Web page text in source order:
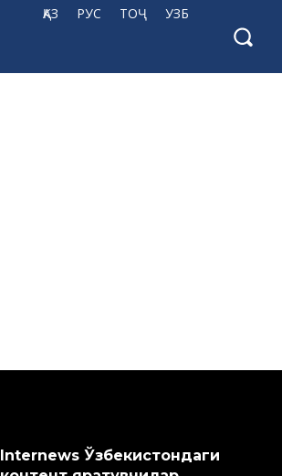
ҚАЗ РУС ТОҶ УЗБ
Internews Ўзбекистондаги